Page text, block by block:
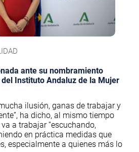
ante su nombramiento
Instituto Andaluz de la Mujer
ilusión, ganas de trabajar y
ha dicho, al mismo tiempo
a trabajar “escuchando,
en práctica medidas que
especialmente a quienes más lo